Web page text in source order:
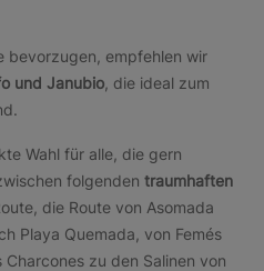
bevorzugen, empfehlen wir
und Janubio , die ideal zum
Wahl für alle, die gern
folgenden traumhaften
die Route von Asomada
Playa Quemada, von Femés
zu den Salinen von